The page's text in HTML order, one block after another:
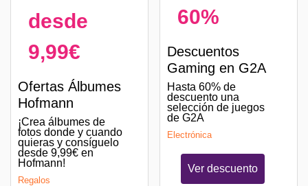
desde
9,99€
Ofertas Álbumes
Hofmann
¡Crea álbumes de
fotos donde y cuando
quieras y consíguelo
desde 9,99€ en
Hofmann!
Regalos
60%
Descuentos
Gaming en G2A
Hasta 60% de
descuento una
selección de juegos
de G2A
Electrónica
Ver descuento